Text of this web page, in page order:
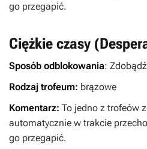
go przegapić.
Ciężkie czasy
Sposób odblokowania:
Rodzaj trofeum: brązowe
Komentarz: To jedno z trofeów
automatycznie w trakcie
go przegapić.